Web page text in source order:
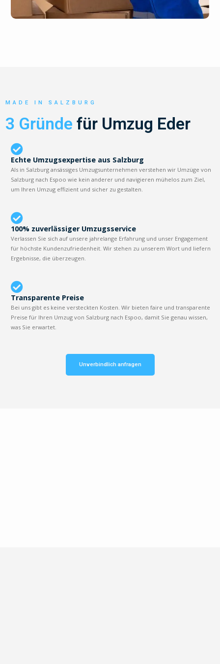
MADE IN SALZBURG
3 Gründe für Umzug Eder
Echte Umzugsexpertise aus Salzburg
Als in Salzburg ansässiges Umzugsunternehmen verstehen wir Umzüge von
Salzburg nach Espoo wie kein anderer und navigieren mühelos zum Ziel,
um Ihren Umzug effizient und sicher zu gestalten.
100% zuverlässiger Umzugsservice
Verlassen Sie sich auf unsere jahrelange Erfahrung und unser Engagement
für höchste Kundenzufriedenheit. Wir stehen zu unserem Wort und liefern
Ergebnisse, die überzeugen.
Transparente Preise
Bei uns gibt es keine versteckten Kosten. Wir bieten faire und transparente
Preise für Ihren Umzug von Salzburg nach Espoo, damit Sie genau wissen,
was Sie erwartet.
Unverbindlich anfragen